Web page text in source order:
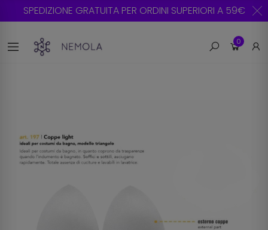
SPEDIZIONE GRATUITA PER ORDINI SUPERIORI A 59€
0